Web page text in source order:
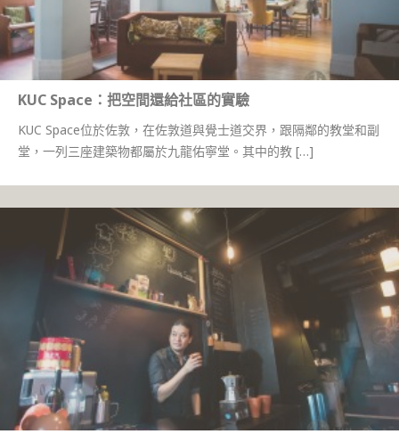
KUC Space：把空間還給社區的實驗
KUC Space位於佐敦，在佐敦道與覺士道交界，跟隔鄰的教堂和副
堂，一列三座建築物都屬於九龍佑寧堂。其中的教 […]